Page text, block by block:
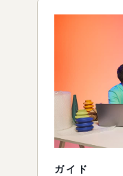
ガイド